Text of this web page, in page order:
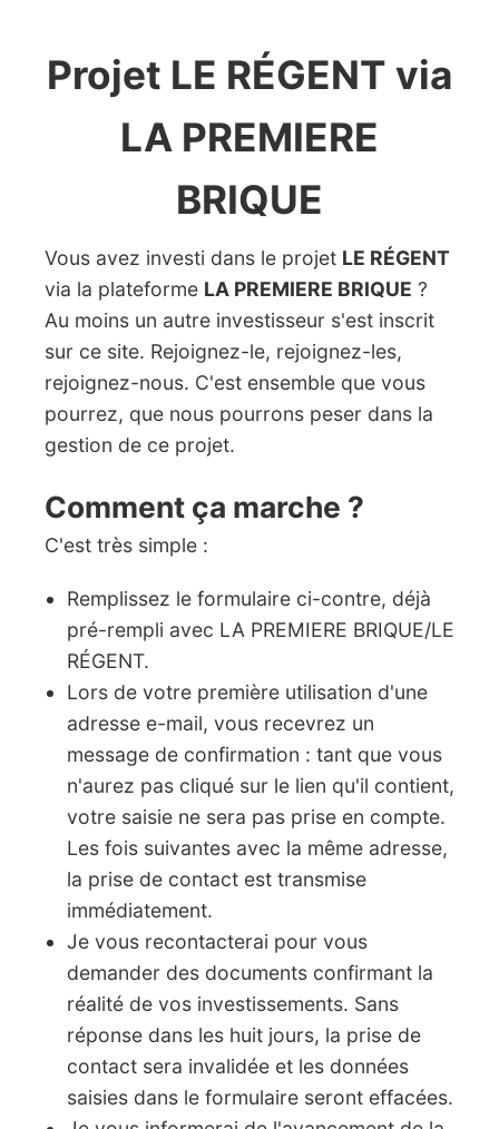
Projet LE RÉGENT via
LA PREMIERE
BRIQUE
Vous avez investi dans le projet LE RÉGENT
via la plateforme LA PREMIERE BRIQUE ?
Au moins un autre investisseur s'est inscrit
sur ce site. Rejoignez-le, rejoignez-les,
rejoignez-nous. C'est ensemble que vous
pourrez, que nous pourrons peser dans la
gestion de ce projet.
Comment ça marche ?
C'est très simple :
Remplissez le formulaire ci-contre, déjà
pré-rempli avec LA PREMIERE BRIQUE/LE
RÉGENT.
Lors de votre première utilisation d'une
adresse e-mail, vous recevrez un
message de confirmation : tant que vous
n'aurez pas cliqué sur le lien qu'il contient,
votre saisie ne sera pas prise en compte.
Les fois suivantes avec la même adresse,
la prise de contact est transmise
immédiatement.
Je vous recontacterai pour vous
demander des documents confirmant la
réalité de vos investissements. Sans
réponse dans les huit jours, la prise de
contact sera invalidée et les données
saisies dans le formulaire seront effacées.